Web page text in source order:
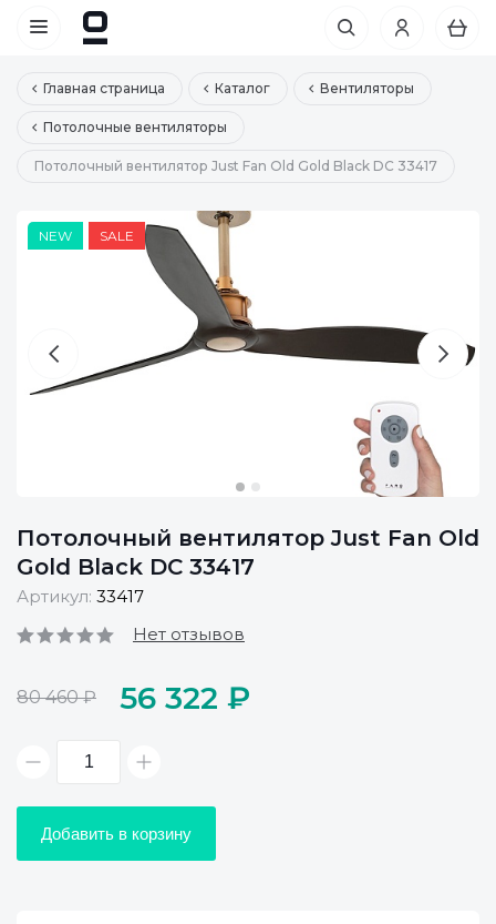
Главная страница Каталог Вентиляторы
Потолочные вентиляторы
Потолочный вентилятор Just Fan Old Gold Black DC 33417
NEW SALE
NEW SALE
Потолочный вентилятор Just Fan Old
Gold Black DC 33417
Артикул: 33417
Нет отзывов
80 460 ₽ 56 322 ₽
Добавить в корзину